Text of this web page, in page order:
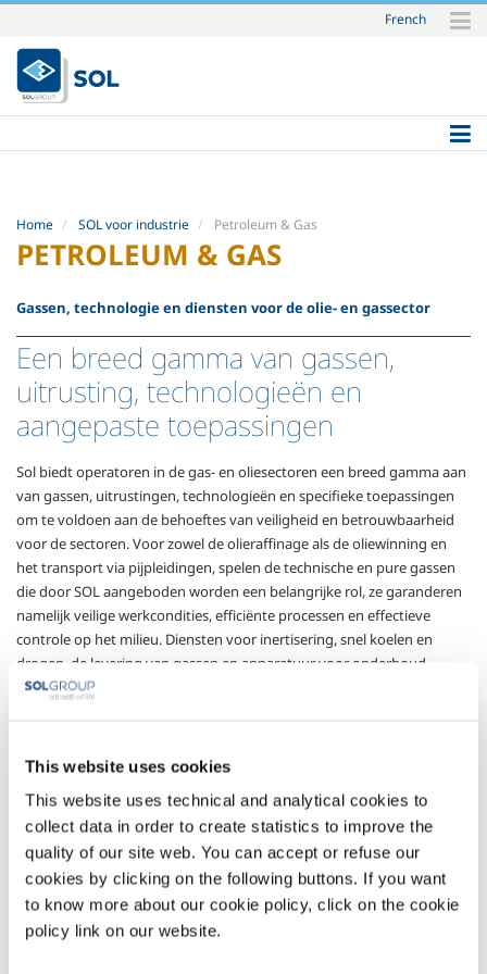
This website uses cookies
This website uses technical and analytical cookies to
collect data in order to create statistics to improve the
quality of our site web. You can accept or refuse our
cookies by clicking on the following buttons. If you want
to know more about our cookie policy, click on the cookie
policy link on our website.
Skip
to
content.
|
to
French
Home SOL voor industrie Petroleum & Gas
PETROLEUM & GAS
Gassen, technologie en diensten voor de olie- en gassector
Een breed gamma van gassen,
uitrusting, technologieën en
aangepaste toepassingen
Sol biedt operatoren in de gas- en oliesectoren een breed gamma aan
van gassen, uitrustingen, technologieën en specifieke toepassingen
om te voldoen aan de behoeftes van veiligheid en betrouwbaarheid
voor de sectoren. Voor zowel de olieraffinage als de oliewinning en
het transport via pijpleidingen, spelen de technische en pure gassen
die door SOL aangeboden worden een belangrijke rol, ze garanderen
namelijk veilige werkcondities, efficiënte processen en effectieve
controle op het milieu. Diensten voor inertisering, snel koelen en
drogen, de levering van gassen en apparatuur voor onderhoud,
expertise in het ontwerpen van productieprocessen voor gas en de
Sectors of Application
Offshore
Energieproductie
Olieraffinering
Extractie
Transport en